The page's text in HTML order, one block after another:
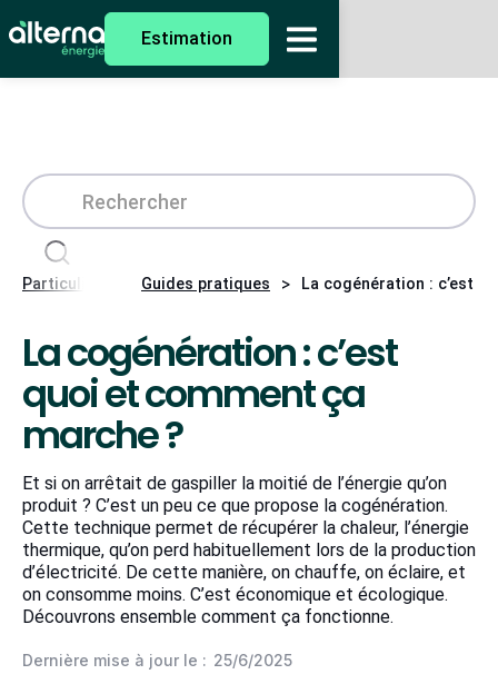
Estimation
Particuliers Guides pratiques > La cogénération : c’est
La cogénération : c’est
quoi et comment ça
marche ?
Et si on arrêtait de gaspiller la moitié de l’énergie qu’on
produit ? C’est un peu ce que propose la cogénération.
Cette technique permet de récupérer la chaleur, l’énergie
thermique, qu’on perd habituellement lors de la production
d’électricité. De cette manière, on chauffe, on éclaire, et
on consomme moins. C’est économique et écologique.
Découvrons ensemble comment ça fonctionne.
Dernière mise à jour le : 25/6/2025